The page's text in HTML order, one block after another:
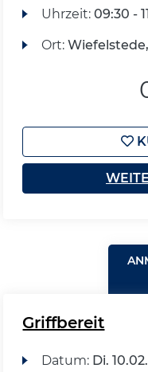
Uhrzeit: 09:30 -
Ort:
Griffbereit
Datum: Di.